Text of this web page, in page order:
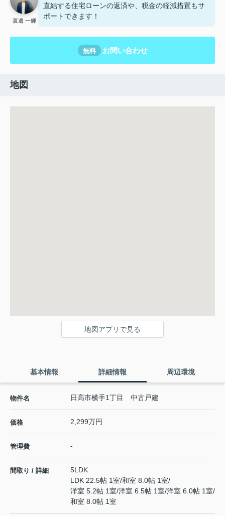
渡邉 一輝
直結する住宅ローンの返済や、税金の軽減措置もサ
ポートできます！
無料 お問い合わせ
地図
地図アプリで見る
基本情報 詳細情報 周辺環境
物件名 日高市横手1丁目 中古戸建
価格 2,299万円
管理費 -
間取り / 詳細
5LDK
LDK 22.5帖 1室/和室 8.0帖 1室/
洋室 5.2帖 1室/洋室 6.5帖 1室/洋室 6.0帖 1室/
和室 8.0帖 1室